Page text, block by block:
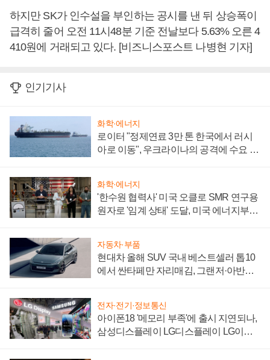
하지만 SK가 인수설을 부인하는 공시를 낸 뒤 상승폭이
급격히 줄어 오전 11시48분 기준 전날보다 5.63% 오른 4
410원에 거래되고 있다. [비즈니스포스트 나병현 기자]
인기기사
화학·에너지
로이터 "정제연료 3만 톤 한국에서 러시
아로 이동", 우크라이나의 공격에 수요 늘
화학·에너지
'한수원 협력사' 미국 오클로 SMR 연구용
원자로 '임계 상태' 도달, 미국 에너지부
자동차·부품
현대차 올해 SUV 국내 베스트셀러 톱10
에서 싼타페만 자리매김, 그랜저·아반떼
전자·전기·정보통신
아이폰18 '메모리 부족'에 출시 지연되나,
삼성디스플레이 LG디스플레이 LG이노